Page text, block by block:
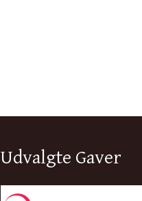
Udvalgte Gaver